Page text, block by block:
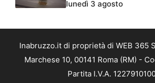
lunedì 3 agosto
Inabruzzo.it di proprietà di WEB 365
Marchese 10, 00141 Roma (RM) -
Partita I.V.A.